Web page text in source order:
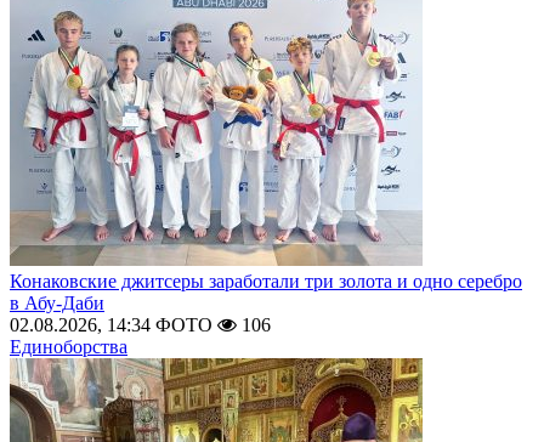
Конаковские джитсеры заработали три золота и одно серебро
в Абу-Даби
02.08.2026, 14:34 ФОТО
106
Единоборства